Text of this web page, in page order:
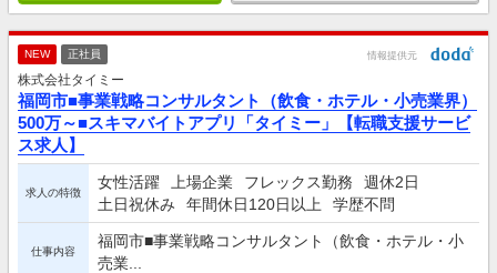
NEW 正社員 情報提供元
株式会社タイミー
福岡市■事業戦略コンサルタント（飲食・ホテル・小売業界）
500万～■スキマバイトアプリ「タイミー」【転職支援サービ
ス求人】
求人の特徴
女性活躍 上場企業 フレックス勤務
週休2日
土日祝休み
年間休日120日以上 学歴不問
仕事内容
福岡市■事業戦略コンサルタント（飲食・ホテル・小
売業...